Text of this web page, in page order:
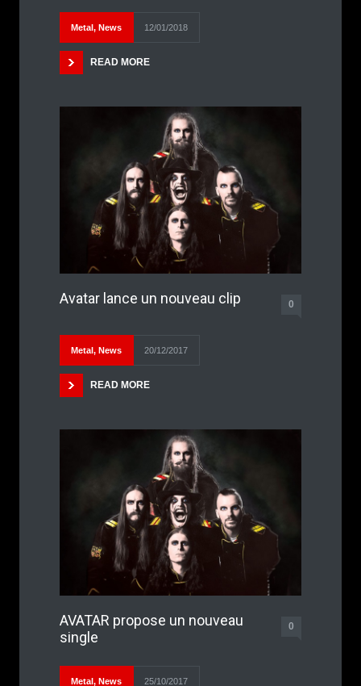
Metal, News 12/01/2018
READ MORE
Avatar lance un nouveau clip 0
Metal, News 20/12/2017
READ MORE
AVATAR propose un nouveau
single
0
Metal , News 25/10/2017